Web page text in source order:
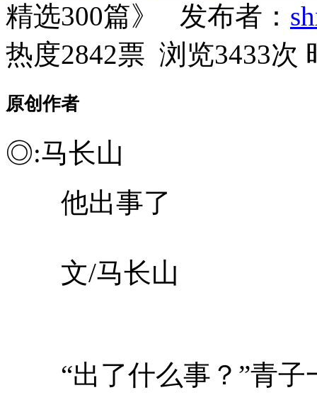
精选300篇》 发布者：
热度2842票 浏览3433次
原创作者
◎:马长山
他出事了
文/马长山
“出了什么事？”青子